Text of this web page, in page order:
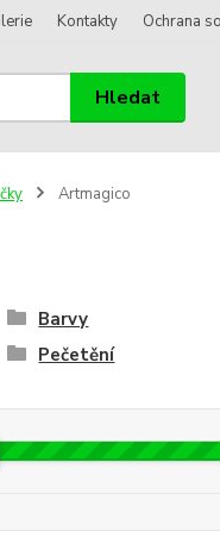
Kontakty Ochrana
Hledat
Artmagico
Barvy
Pečetění